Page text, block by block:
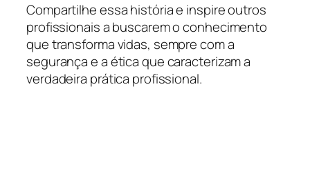
Compartilhe essa história e inspire outros
profissionais a buscarem o conhecimento
que transforma vidas, sempre com a
segurança e a ética que caracterizam a
verdadeira prática profissional.